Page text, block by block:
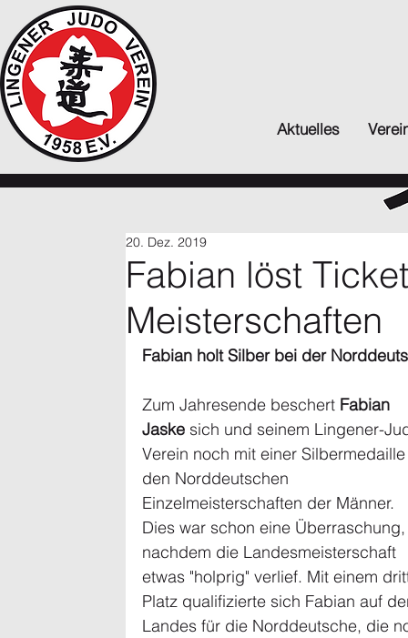
Aktuelles
Fabian löst
Meisterschaften
20. Dez. 2019
Fabian holt Silber bei der
Zum Jahresende beschert Fabian
Jaske sich und seinem Lingener-
Verein noch mit einer
den Norddeutschen
Einzelmeisterschaften der Männer.
Dies war schon eine
nachdem die Landesmeisterschaft
etwas "holprig" verlief. Mit einem
Platz qualifizierte sich Fabian auf
Landes für die Norddeutsche, die